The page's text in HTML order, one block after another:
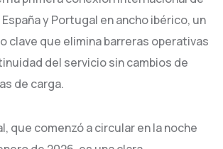
y Portugal en ancho ibérico, un
clave que elimina barreras operativas
del servicio sin cambios de
de carga.
que comenzó a circular en la noche